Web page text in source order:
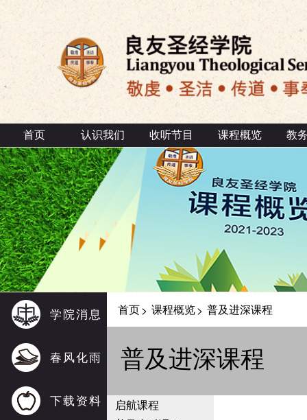
首页 认识我们 收听节目 课程概览 教
学院消息
春风化雨
下载资料
首页> 课程概览> 普及进深课程
普及进深课程
启航课程